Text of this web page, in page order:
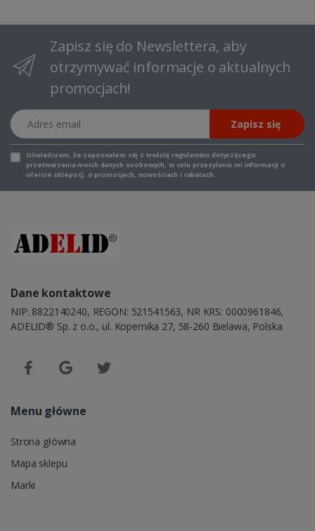
Zapisz się do Newslettera, aby
otrzymywać informacje o aktualnych
promocjach!
Adres email
Zapisz się
Oświadczam, że zapoznałem się z treścią regulaminu dotyczącego
przetwarzania moich danych osobowych, w celu przesyłania mi informacji o
ofercie sklepu tj. o promocjach, nowościach i rabatach.
Dane kontaktowe
NIP: 8822140240, REGON: 521541563, NR KRS: 0000961846,
ADELID® Sp. z o.o., ul. Kopernika 27, 58-260 Bielawa, Polska
Menu główne
Strona główna
Mapa sklepu
Marki